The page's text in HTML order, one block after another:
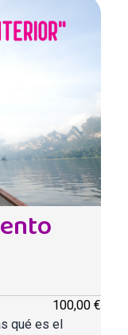
100,00 €
qué es el